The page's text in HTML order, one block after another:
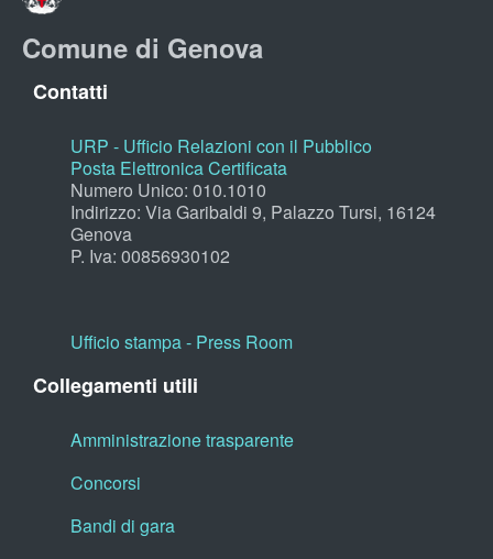
Comune di Genova
Contatti
URP - Ufficio Relazioni con il Pubblico
Posta Elettronica Certificata
Numero Unico: 010.1010
Indirizzo: Via Garibaldi 9, Palazzo Tursi, 16124
Genova
P. Iva: 00856930102
Ufficio stampa - Press Room
Collegamenti utili
Amministrazione trasparente
Concorsi
Bandi di gara